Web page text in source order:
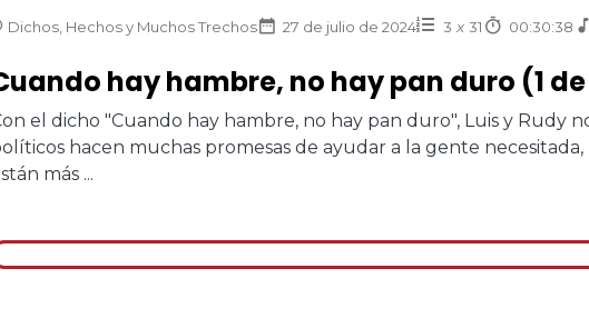
Dichos, Hechos y Muchos Trechos 27 de julio de 2024 3 x 31 00:30:38
hay hambre, no hay pan duro (1
el dicho "Cuando hay hambre, no hay pan duro", Luis y Rudy
hacen muchas promesas de ayudar a la gente
más ...